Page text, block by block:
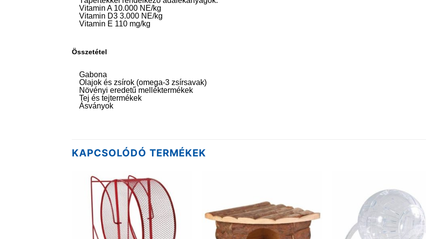
Vitamin A 10.000 NE/kg
Vitamin D3 3.000 NE/kg
Vitamin E 110 mg/kg
Összetétel
Gabona
Olajok és zsírok (omega-3 zsírsavak)
Növényi eredetű melléktermékek
Tej és tejtermékek
Ásványok
KAPCSOLÓDÓ TERMÉKEK